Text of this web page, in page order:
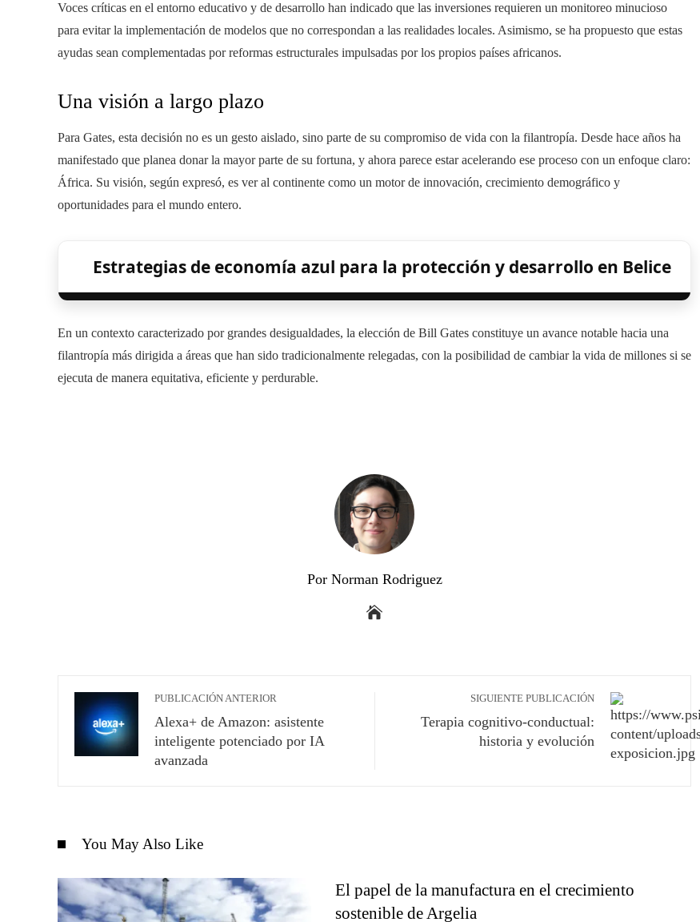
Voces críticas en el entorno educativo y de desarrollo han indicado que las inversiones requieren un monitoreo minucioso
para evitar la implementación de modelos que no correspondan a las realidades locales. Asimismo, se ha propuesto que estas
ayudas sean complementadas por reformas estructurales impulsadas por los propios países africanos.
Una visión a largo plazo
Para Gates, esta decisión no es un gesto aislado, sino parte de su compromiso de vida con la filantropía. Desde hace años ha
manifestado que planea donar la mayor parte de su fortuna, y ahora parece estar acelerando ese proceso con un enfoque claro:
África. Su visión, según expresó, es ver al continente como un motor de innovación, crecimiento demográfico y
oportunidades para el mundo entero.
Estrategias de economía azul para la protección y desarrollo en Belice
En un contexto caracterizado por grandes desigualdades, la elección de Bill Gates constituye un avance notable hacia una
filantropía más dirigida a áreas que han sido tradicionalmente relegadas, con la posibilidad de cambiar la vida de millones si se
ejecuta de manera equitativa, eficiente y perdurable.
Por Norman Rodriguez
PUBLICACIÓN ANTERIOR
Alexa+ de Amazon: asistente
inteligente potenciado por IA
avanzada
SIGUIENTE PUBLICACIÓN
Terapia cognitivo-conductual:
historia y evolución
You May Also Like
El papel de la manufactura en el crecimiento
sostenible de Argelia